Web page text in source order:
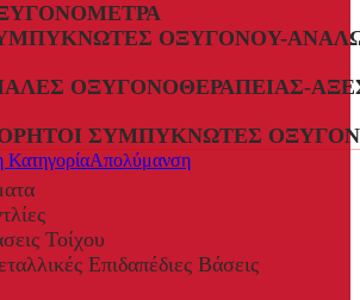
ΟΞΥΓΌΝΟΥ-
ΟΞΥΓΟΝΟΘΕΡΑΠΕΊΑΣ-
ΣΥΜΠΥΚΝΩΤΈΣ
Απολύμανση
Τοίχου
Επιδαπέδιες Βάσεις